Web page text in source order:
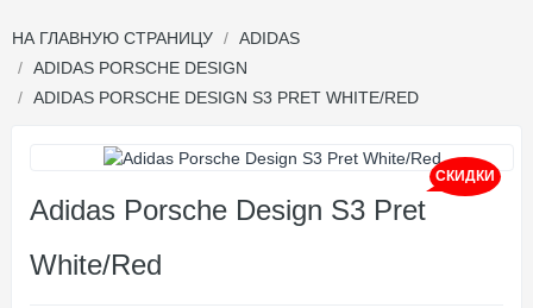
НА ГЛАВНУЮ СТРАНИЦУ
ADIDAS
ADIDAS PORSCHE DESIGN
ADIDAS PORSCHE DESIGN S3 PRET WHITE/RED
СКИДКИ
Adidas Porsche Design S3 Pret
White/Red